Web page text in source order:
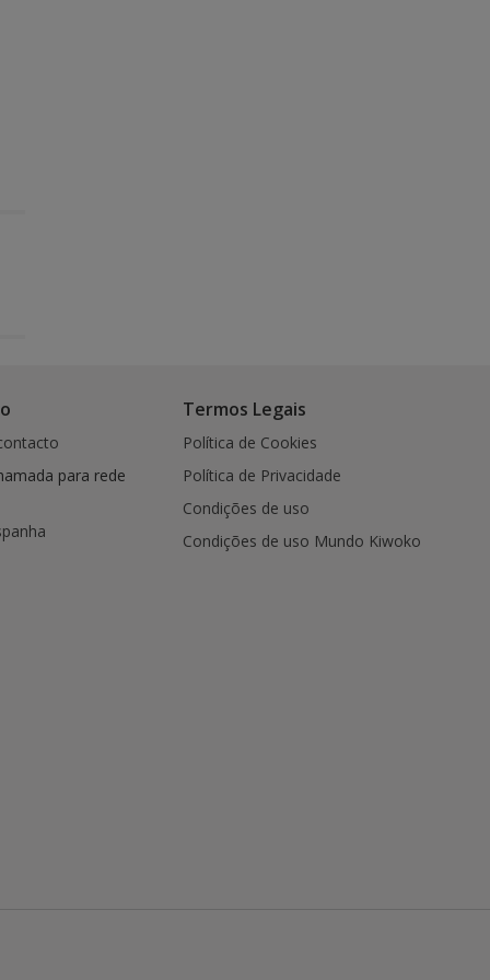
para rede
Termos Legais
Política de Cookies
Política de Privacidade
Condições de uso
Condições de uso Mundo Kiwoko